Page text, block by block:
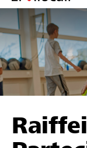
springen
Sostenere
Trova progetti e